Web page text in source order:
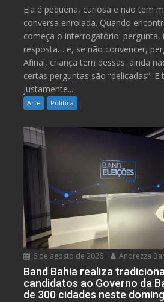
Ela é pequena, curiosa e não tem
conversa enrolada. Quando
começa o interrogatório: pergunta,
resposta… e, se não convencer,
Afinal, criança tem dessas: ainda
certas perguntas são “delicadas”. E
justamente...
Arte Política
6 de agosto de 2026 Andrezza
Band Bahia realiza
candidatos ao Governo da
de 300 cidades neste